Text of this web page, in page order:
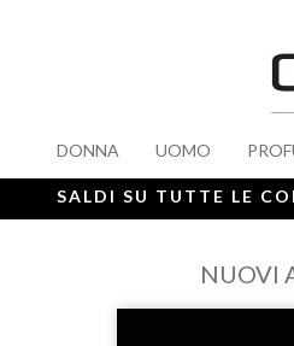
DONNA UOMO
SALDI SU TUTTE LE
NUOVI